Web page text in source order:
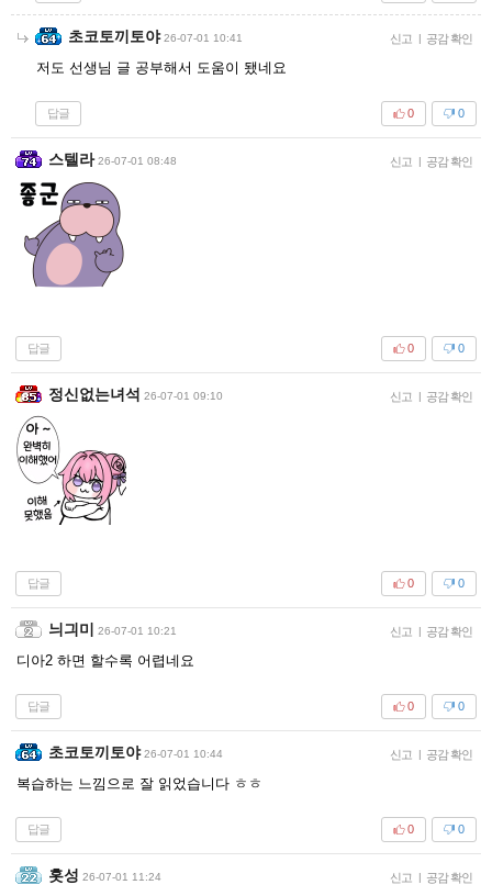
초코토끼토야 26-07-01 10:41 신고 | 공감 확인
저도 선생님 글 공부해서 도움이 됐네요
답글 0
0
스텔라 26-07-01 08:48 신고 | 공감 확인
답글 0
0
정신없는녀석 26-07-01 09:10 신고 | 공감 확인
답글 0
0
늬긔미 26-07-01 10:21 신고 | 공감 확인
디아2 하면 할수록 어렵네요
답글 0
0
초코토끼토야 26-07-01 10:44 신고 | 공감 확인
복습하는 느낌으로 잘 읽었습니다 ㅎㅎ
답글 0
0
홋성 26-07-01 11:24 신고 | 공감 확인